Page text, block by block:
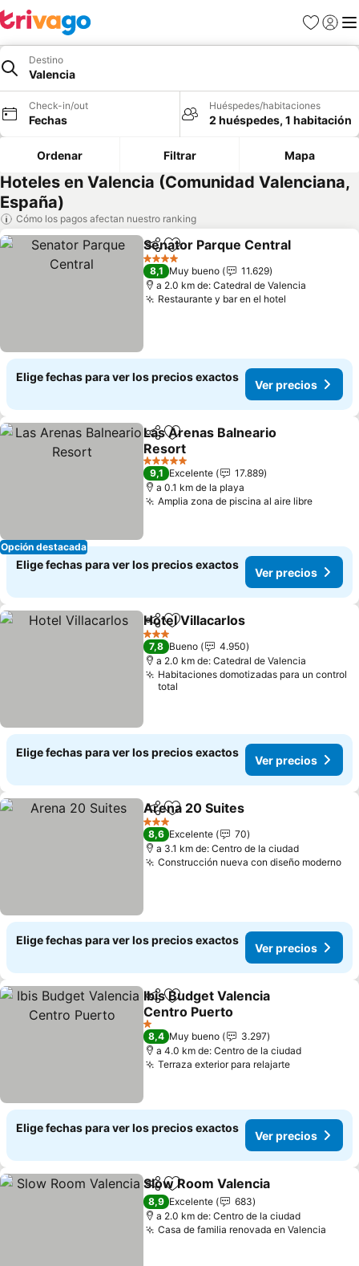
Favoritos
Iniciar
Destino
Valencia
Check-in/out
Fechas
Huéspedes/habitaciones
2 huéspedes, 1 habitación
Ordenar Filtrar Mapa
Hoteles en Valencia (Comunidad Valenciana,
España)
Cómo los pagos afectan nuestro ranking
CompartirAgregar a favoritos
Senator Parque Central
4 Estrellas
8,1 Muy bueno
11.629
a 2.0 km de: Catedral de Valencia
Restaurante y bar en el hotel
Elige fechas para ver los precios exactos
Ver precios
Opción destacada
CompartirAgregar a favoritos
Las Arenas Balneario
Resort
5 Estrellas
9,1 Excelente
17.889
a 0.1 km de la playa
Amplia zona de piscina al aire libre
Elige fechas para ver los precios exactos
Ver precios
CompartirAgregar a favoritos
Hotel Villacarlos
3 Estrellas
7,8 Bueno
4.950
a 2.0 km de: Catedral de Valencia
Habitaciones domotizadas para un control
total
Elige fechas para ver los precios exactos
Ver precios
CompartirAgregar a favoritos
Arena 20 Suites
3 Estrellas
8,6 Excelente
70
a 3.1 km de: Centro de la ciudad
Construcción nueva con diseño moderno
Elige fechas para ver los precios exactos
Ver precios
CompartirAgregar a favoritos
Ibis Budget Valencia
Centro Puerto
1 Estrellas
8,4 Muy bueno
3.297
a 4.0 km de: Centro de la ciudad
Terraza exterior para relajarte
Elige fechas para ver los precios exactos
Ver precios
CompartirAgregar a favoritos
Slow Room Valencia
8,9 Excelente
683
a 2.0 km de: Centro de la ciudad
Casa de familia renovada en Valencia